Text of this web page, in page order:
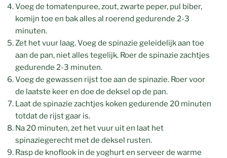
Voeg de tomatenpuree, zout, zwarte peper, pul biber,
komijn toe en bak alles al roerend gedurende 2-3
minuten.
Zet het vuur laag. Voeg de spinazie geleidelijk aan toe
aan de pan, niet alles tegelijk. Roer de spinazie zachtjes
gedurende 2-3 minuten.
Voeg de gewassen rijst toe aan de spinazie. Roer voor
de laatste keer en doe de deksel op de pan.
Laat de spinazie zachtjes koken gedurende 20 minuten
totdat de rijst gaar is.
Na 20 minuten, zet het vuur uit en laat het
spinaziegerecht met de deksel rusten.
Rasp de knoflook in de yoghurt en serveer de warme